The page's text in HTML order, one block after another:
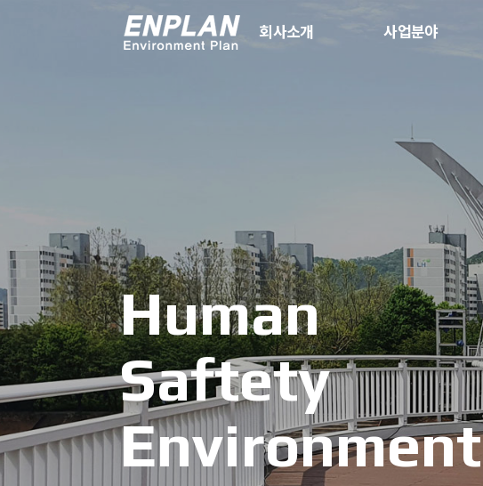
회사소개 사업분야
Human
Saftety
Environment